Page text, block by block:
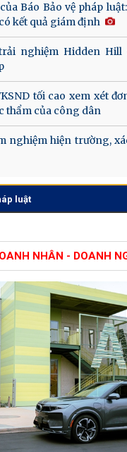
Báo Bảo vệ pháp
kết quả giám định
nghiệm Hidden Hill
tối cao xem xét
thẩm của công dân
nghiệm hiện trường,
luật
NHÂN - DOANH